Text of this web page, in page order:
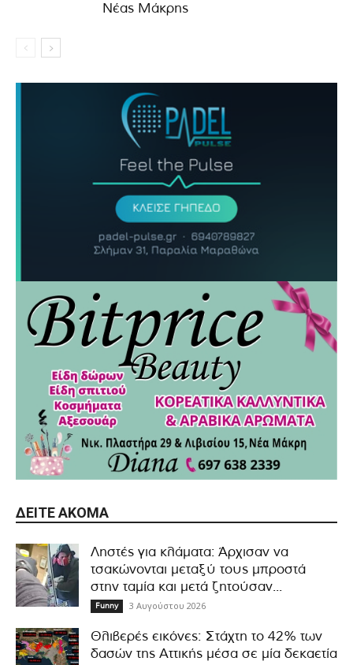
Νέας Μάκρης
ΔΕΊΤΕ ΑΚΌΜΑ
Ληστές για κλάματα: Άρχισαν να
τσακώνονται μεταξύ τους μπροστά
στην ταμία και μετά ζητούσαν...
Funny 3 Αυγούστου 2026
Θλιβερές εικόνες: Στάχτη το 42% των
δασών της Αττικής μέσα σε μία δεκαετία